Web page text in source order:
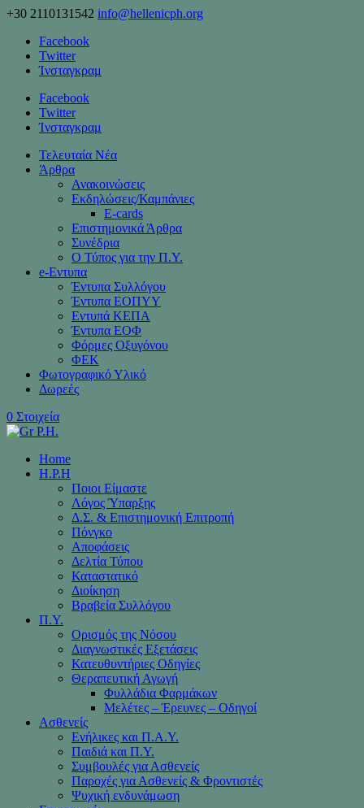
+30 2110131542 info@hellenicph.org
Facebook
Twitter
Ίνσταγκραμ
Facebook
Twitter
Ίνσταγκραμ
Τελευταία Νέα
Άρθρα
Ανακοινώσεις
Εκδηλώσεις/Καμπάνιες
Ε-cards
Επιστημονικά Άρθρα
Συνέδρια
Ο Τύπος για την Π.Υ.
e-Eντυπα
Έντυπα Συλλόγου
Έντυπα ΕΟΠΥΥ
Εντυπά ΚΕΠΑ
Έντυπα ΕΟΦ
Φόρμες Οξυγόνου
ΦΕΚ
Φωτογραφικό Υλικό
Δωρεές
0 Στοιχεία
Home
H.P.H
Ποιοι Είμαστε
Λόγος Ύπαρξης
Δ.Σ. & Επιστημονική Επιτροπή
Πόνγκο
Αποφάσεις
Δελτία Τύπου
Καταστατικό
Διοίκηση
Βραβεία Συλλόγου
Π.Υ.
Ορισμός της Νόσου
Διαγνωστικές Εξετάσεις
Κατευθυντήριες Οδηγίες
Θεραπευτική Αγωγή
Φυλλάδια Φαρμάκων
Μελέτες – Έρευνες – Οδηγοί
Ασθενείς
Ενήλικες και Π.Α.Υ.
Παιδιά και Π.Υ.
Συμβουλές για Ασθενείς
Παροχές για Ασθενείς & Φροντιστές
Ψυχική ενδυνάμωση